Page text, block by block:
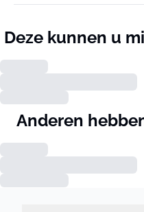
Deze kunnen u
Anderen